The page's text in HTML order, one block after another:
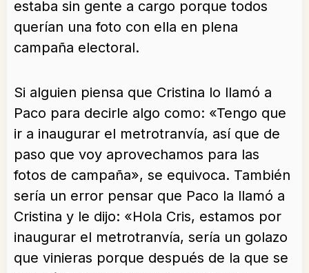
estaba sin gente a cargo porque todos
querían una foto con ella en plena
campaña electoral.
Si alguien piensa que Cristina lo llamó a
Paco para decirle algo como: «Tengo que
ir a inaugurar el metrotranvía, así que de
paso que voy aprovechamos para las
fotos de campaña», se equivoca. También
sería un error pensar que Paco la llamó a
Cristina y le dijo: «Hola Cris, estamos por
inaugurar el metrotranvía, sería un golazo
que vinieras porque después de la que se